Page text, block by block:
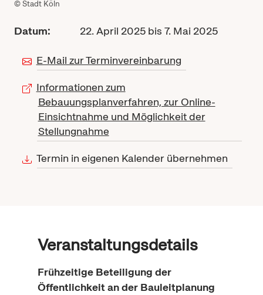
© Stadt Köln
Datum: 22. April 2025 bis 7. Mai 2025
E-Mail zur Terminvereinbarung
Informationen zum
Bebauungsplanverfahren, zur Online-
Einsichtnahme und Möglichkeit der
Stellungnahme
Termin in eigenen Kalender übernehmen
Veranstaltungsdetails
Frühzeitige Beteiligung der
Öffentlichkeit an der Bauleitplanung